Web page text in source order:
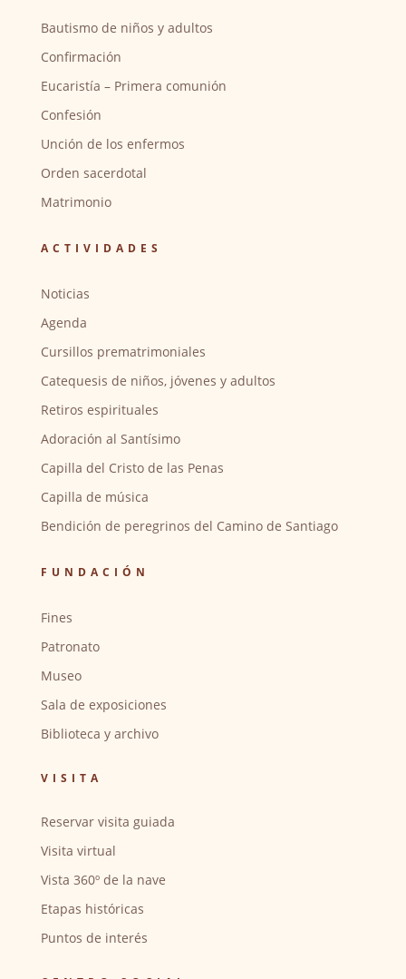
Bautismo de niños y adultos
Confirmación
Eucaristía – Primera comunión
Confesión
Unción de los enfermos
Orden sacerdotal
Matrimonio
ACTIVIDADES
Noticias
Agenda
Cursillos prematrimoniales
Catequesis de niños, jóvenes y adultos
Retiros espirituales
Adoración al Santísimo
Capilla del Cristo de las Penas
Capilla de música
Bendición de peregrinos del Camino de Santiago
FUNDACIÓN
Fines
Patronato
Museo
Sala de exposiciones
Biblioteca y archivo
VISITA
Reservar visita guiada
Visita virtual
Vista 360º de la nave
Etapas históricas
Puntos de interés